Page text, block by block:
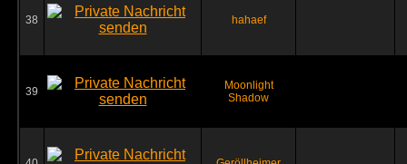
38 hahaef
39
Moonlight
Shadow